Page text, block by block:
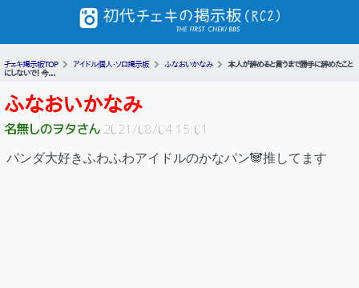
チェキ掲示板TOP アイドル個人・ソロ掲示板 ふなおいかなみ
本人が辞めると言うまで勝手に辞めたこと
にしないで！ 今...
ふなおいかなみ
名無しのヲタさん 2021/08/04 15:01
パンダ大好きふわふわアイドルのかなパン🐼推してます